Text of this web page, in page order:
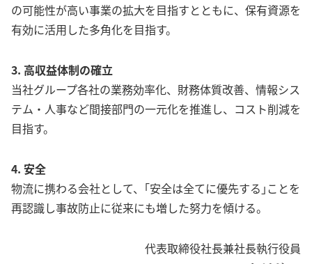
の可能性が高い事業の拡大を目指すとともに、保有資源を
有効に活用した多角化を目指す。
3. 高収益体制の確立
当社グループ各社の業務効率化、財務体質改善、情報シス
テム・人事など間接部門の一元化を推進し、コスト削減を
目指す。
4. 安全
物流に携わる会社として、｢安全は全てに優先する｣ことを
再認識し事故防止に従来にも増した努力を傾ける。
代表取締役社長兼社長執行役員